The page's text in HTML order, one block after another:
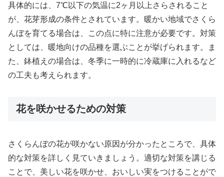
具体的には、7℃以下の気温に2ヶ月以上さらされること
が、花芽形成の条件とされています。暖かい地域でさくら
んぼを育てる場合は、この点に特に注意が必要です。対策
としては、暖地向けの品種を選ぶことが挙げられます。ま
た、鉢植えの場合は、冬季に一時的に冷蔵庫に入れるなど
の工夫も考えられます。
花を咲かせるための対策
さくらんぼの花が咲かない原因が分かったところで、具体
的な対策を詳しく見ていきましょう。適切な対策を講じる
ことで、美しい花を咲かせ、おいしい実をつけることがで